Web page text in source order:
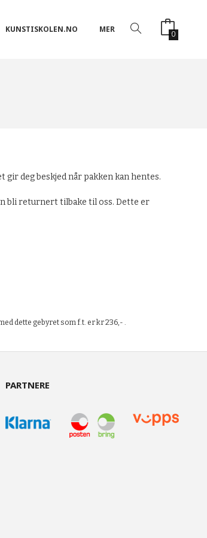
KUNSTISKOLEN.NO MER 0
deg beskjed når pakken kan hentes.
bli returnert tilbake til oss. Dette er
dette gebyret som f.t. er kr 236,- .
PARTNERE